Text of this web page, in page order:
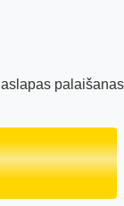
palaišanas